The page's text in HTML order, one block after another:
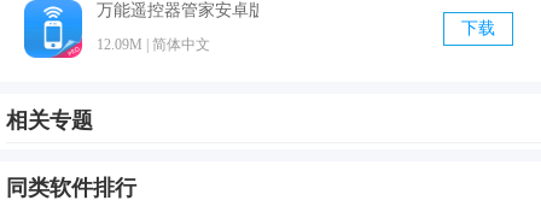
万能遥控器管家安卓版 v1.3 手机免费版
12.09M | 简体中文
下载
相关专题
同类软件排行